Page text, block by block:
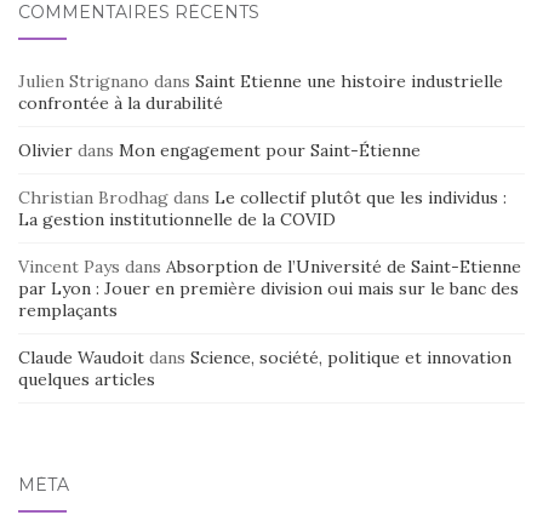
COMMENTAIRES RÉCENTS
Julien Strignano dans Saint Etienne une histoire industrielle
confrontée à la durabilité
Olivier dans Mon engagement pour Saint-Étienne
Christian Brodhag dans Le collectif plutôt que les individus :
La gestion institutionnelle de la COVID
Vincent Pays dans Absorption de l’Université de Saint-Etienne
par Lyon : Jouer en première division oui mais sur le banc des
remplaçants
Claude Waudoit dans Science, société, politique et innovation
quelques articles
MÉTA